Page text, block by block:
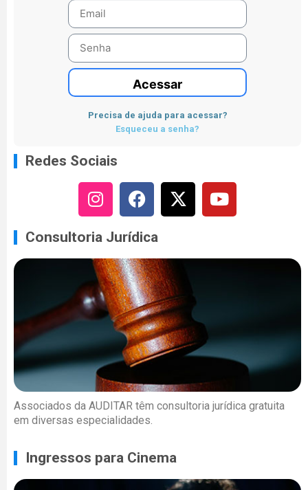
Acessar
Precisa de ajuda para acessar?
Esqueceu a senha?
Redes Sociais
Consultoria Jurídica
Associados da AUDITAR têm consultoria jurídica gratuita
em diversas especialidades.
Ingressos para Cinema